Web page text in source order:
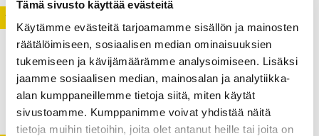
Tämä sivusto käyttää evästeitä
Käytämme evästeitä tarjoamamme sisällön ja mainosten
räätälöimiseen, sosiaalisen median ominaisuuksien
tukemiseen ja kävijämäärämme analysoimiseen. Lisäksi
jaamme sosiaalisen median, mainosalan ja analytiikka-
alan kumppaneillemme tietoja siitä, miten käytät
sivustoamme. Kumppanimme voivat yhdistää näitä
tietoja muihin tietoihin, joita olet antanut heille tai joita on
YLEINEN
22.06.2021
Muuttaako vai ei?